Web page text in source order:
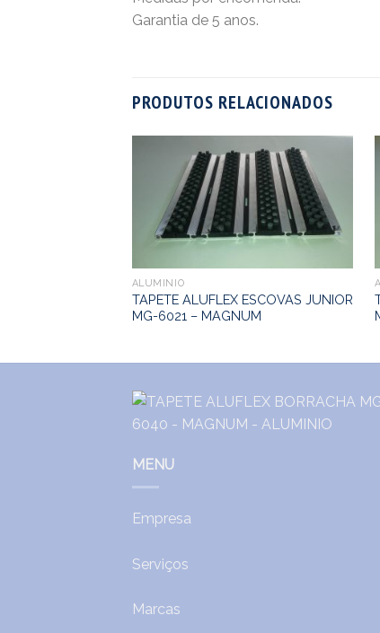
Garantia de 5 anos.
PRODUTOS RELACIONADOS
ALUMINIO
TAPETE ALUFLEX ESCOVAS JUNIOR
MG-6021 – MAGNUM
MENU
Empresa
Serviços
Marcas